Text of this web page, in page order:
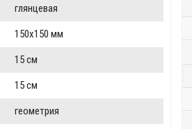
глянцевая
150x150 мм
15 см
15 см
геометрия